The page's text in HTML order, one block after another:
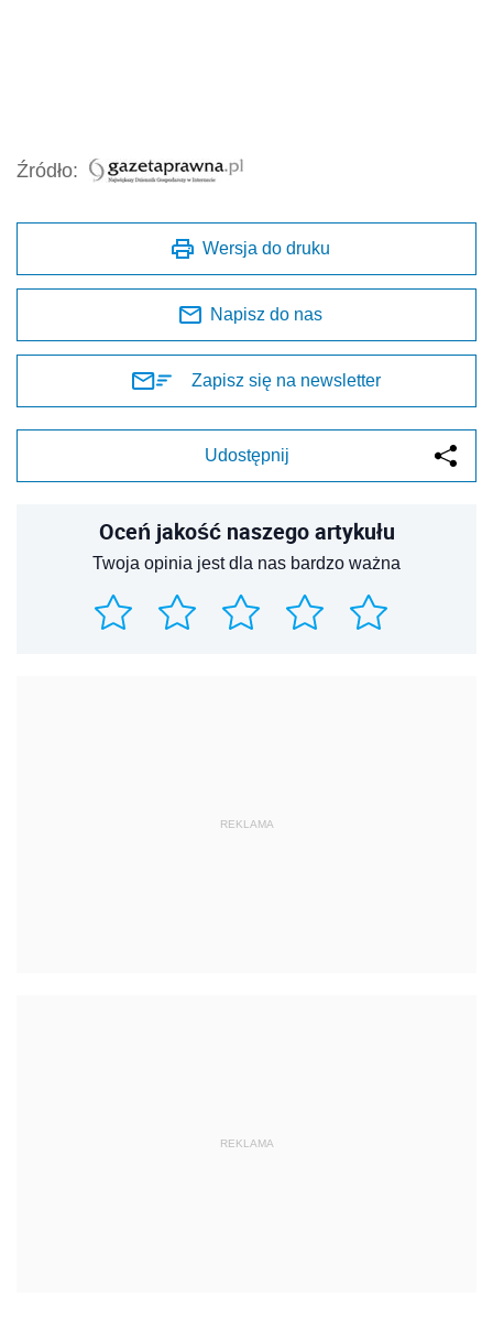
Źródło:
Wersja do druku
Napisz do nas
Zapisz się na newsletter
Udostępnij
Oceń jakość naszego artykułu
Twoja opinia jest dla nas bardzo ważna
REKLAMA
REKLAMA